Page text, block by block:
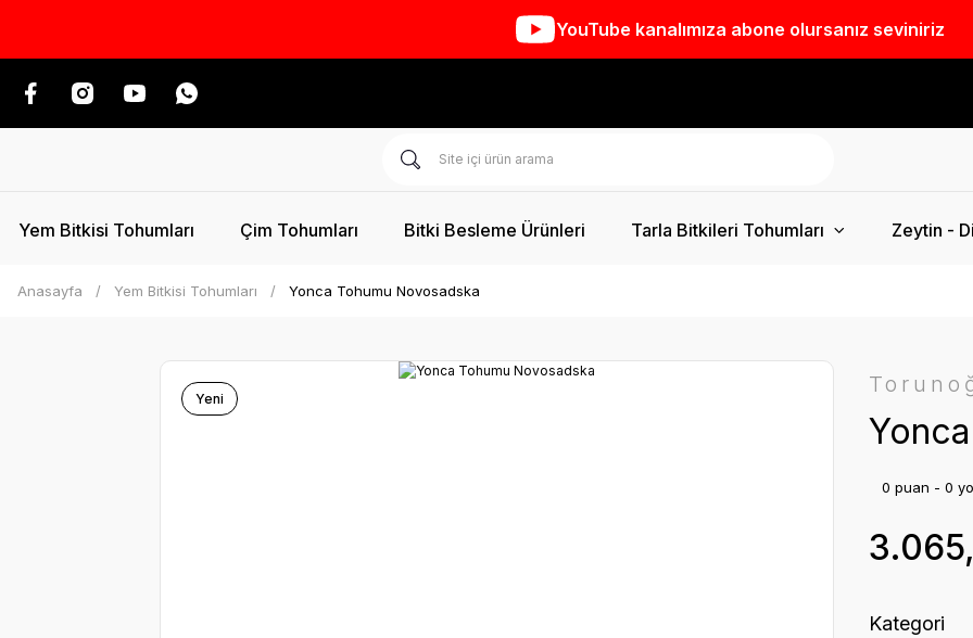
YouTube kanalımıza abone olursanız seviniriz
Yem Bitkisi Tohumları Çim Tohumları Bitki Besleme Ürünleri Tarla Bitkileri Tohumları Zeytin -
Anasayfa Yem Bitkisi Tohumları Yonca Tohumu Novosadska
Yeni
0 puan - 0
Kategori